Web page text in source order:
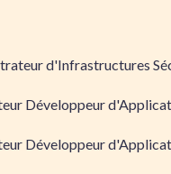
d'Infrastructures
Développeur
Développeur